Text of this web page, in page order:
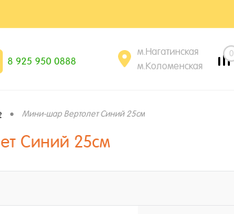
8 925 950 0888
м.Нагатинская
м.Коломенская
0
• Мини-шар Вертолет Синий 25см
Синий 25см